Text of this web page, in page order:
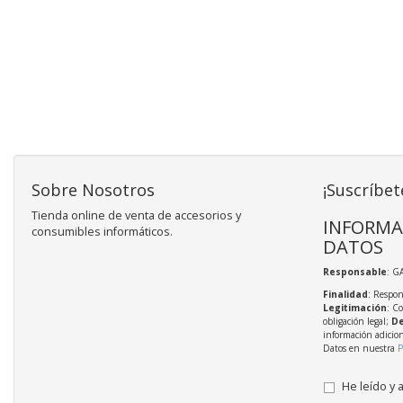
Sobre Nosotros
Tienda online de venta de accesorios y
consumibles informáticos.
DATOS
Responsable:
Finalidad:
Legitimación:
obligación legal;
información
Datos en nuestra
He leído y